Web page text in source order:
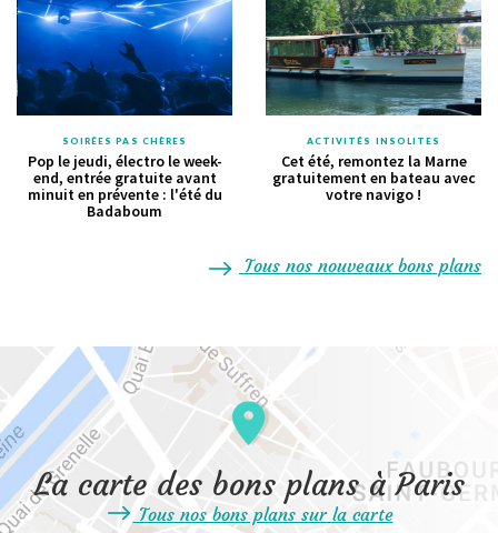
SOIRÉES PAS CHÈRES
Pop le jeudi, électro le week-
end, entrée gratuite avant
minuit en prévente : l'été du
Badaboum
ACTIVITÉS INSOLITES
Cet été, remontez la Marne
gratuitement en bateau avec
votre navigo !
Tous nos nouveaux bons plans
La carte des bons plans à Paris
Tous nos bons plans sur la carte